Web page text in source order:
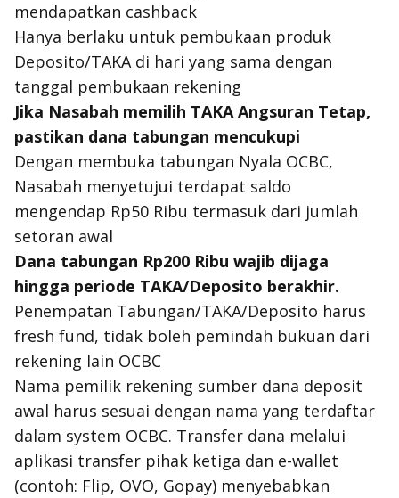
mendapatkan cashback
Hanya berlaku untuk pembukaan produk
Deposito/TAKA di hari yang sama dengan
tanggal pembukaan rekening
Jika Nasabah memilih TAKA Angsuran Tetap,
pastikan dana tabungan mencukupi
Dengan membuka tabungan Nyala OCBC,
Nasabah menyetujui terdapat saldo
mengendap Rp50 Ribu termasuk dari jumlah
setoran awal
Dana tabungan Rp200 Ribu wajib dijaga
hingga periode TAKA/Deposito berakhir.
Penempatan Tabungan/TAKA/Deposito harus
fresh fund, tidak boleh pemindah bukuan dari
rekening lain OCBC
Nama pemilik rekening sumber dana deposit
awal harus sesuai dengan nama yang terdaftar
dalam system OCBC. Transfer dana melalui
aplikasi transfer pihak ketiga dan e-wallet
(contoh: Flip, OVO, Gopay) menyebabkan